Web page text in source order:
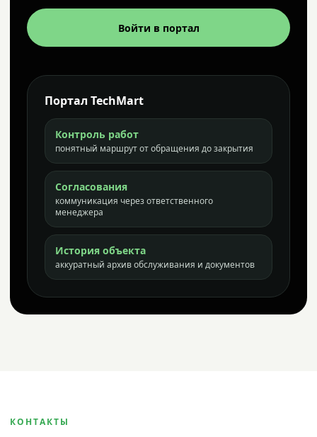
Войти в портал
Портал TechMart
Контроль работ
понятный маршрут от обращения до закрытия
Согласования
коммуникация через ответственного
менеджера
История объекта
аккуратный архив обслуживания и документов
КОНТАКТЫ